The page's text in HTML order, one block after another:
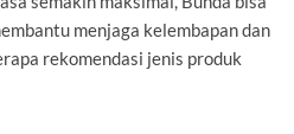
menjaga kelembapan dan
rekomendasi jenis produk